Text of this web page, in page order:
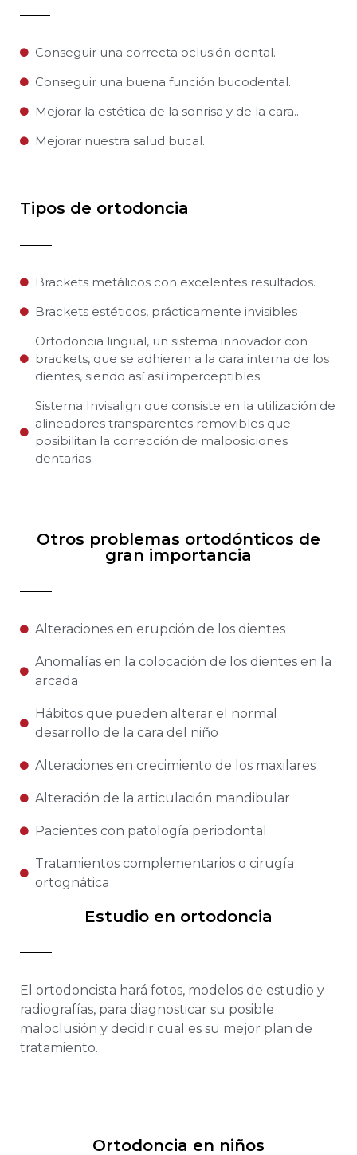
Conseguir una correcta oclusión dental.
Conseguir una buena función bucodental.
Mejorar la estética de la sonrisa y de la cara..
Mejorar nuestra salud bucal.
Tipos de ortodoncia
Brackets metálicos con excelentes resultados.
Brackets estéticos, prácticamente invisibles
Ortodoncia lingual, un sistema innovador con
brackets, que se adhieren a la cara interna de los
dientes, siendo así así imperceptibles.
Sistema Invisalign que consiste en la utilización de
alineadores transparentes removibles que
posibilitan la corrección de malposiciones
dentarias.
Otros problemas ortodónticos de
gran importancia
Alteraciones en erupción de los dientes
Anomalías en la colocación de los dientes en la
arcada
Hábitos que pueden alterar el normal
desarrollo de la cara del niño
Alteraciones en crecimiento de los maxilares
Alteración de la articulación mandibular
Pacientes con patología periodontal
Tratamientos complementarios o cirugía
ortognática
Estudio en ortodoncia
El ortodoncista hará fotos, modelos de estudio y
radiografías, para diagnosticar su posible
maloclusión y decidir cual es su mejor plan de
tratamiento.
Ortodoncia en niños